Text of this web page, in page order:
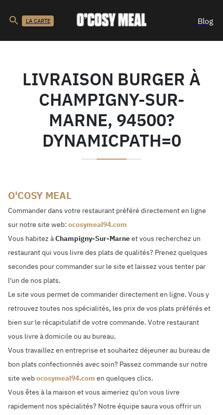
LA CARTE Blog
LIVRAISON BURGER À
CHAMPIGNY-SUR-
MARNE, 94500?
DYNAMICPATH=0
O'COSY MEAL
Commander dans votre restaurant préféré directement en ligne
sur notre site web: ocosymeal94.com
Vous habitez àChampigny-Sur-Marneet vous recherchez un
restaurant qui vous livre des plats de qualités? Prenez quelques
secondes pour commander sur le site et laissez vous tenter par
l'un de nos plats.
Le site vous permet de commander directement en ligne. Vous y
retrouvez toutes nos spécialités, les prix de vos plats préférés et
bien sur le récapitulatif de votre commande. Votre restaurant
vous livre à domicile ou au bureau.
Vous travaillez en entreprise et souhaitez déjeuner au bureau de
bon plats confectionnés avec soin? Passez commande sur notre
site webocosymeal94.com en quelques clics.
Vous êtes à la maison et vous aimeriez qu'on vous livre
rapidement nos spécialités? Notre équipe saura vous offrir un